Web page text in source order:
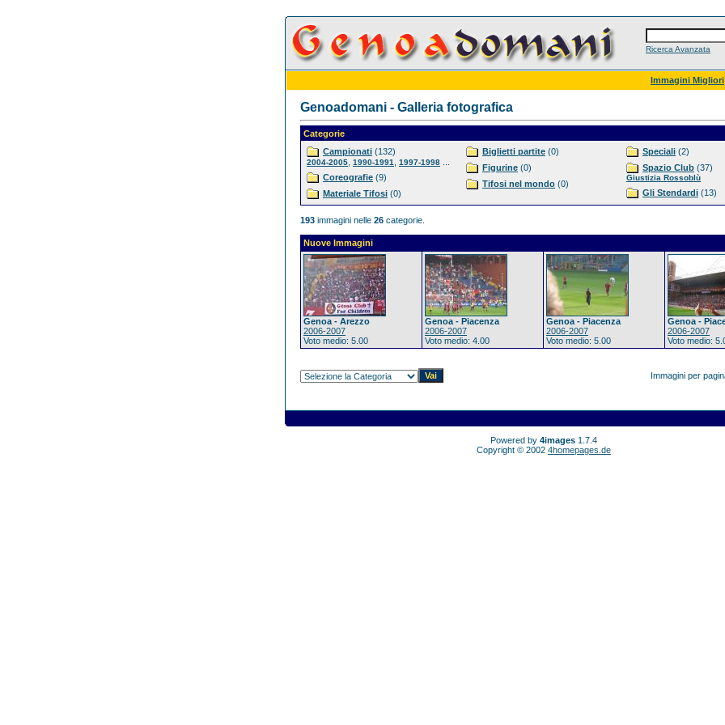
Ricerca Avanzata
Immagini Migliori
Genoadomani - Galleria fotografica
Categorie
Campionati (132)
2004-2005 1990-1991 1997-1998
Coreografie (9)
Materiale Tifosi (0)
Biglietti partite (0)
Figurine (0)
Tifosi nel mondo (0)
Speciali (2)
Spazio Club (37)
Giustizia Rossoblù
Gli Stendardi (13)
193 immagini nelle 26 categorie.
Nuove Immagini
Genoa - Arezzo
2006-2007
Voto medio: 5.00
Genoa - Piacenza
2006-2007
Voto medio: 4.00
Genoa - Piacenza
2006-2007
Voto medio: 5.00
Genoa -
2006-2007
Voto medio:
Immagini per
Powered by 4images 1.7.4
Copyright © 2002 4homepages.de